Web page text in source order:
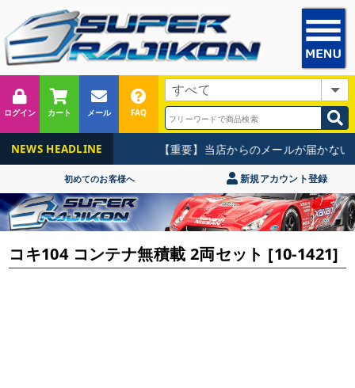
ログイン カート メール FAQ
NEWS HEADLINE 【重要】当店からのメールが届かない
初めてのお客様へ 新規アカウント登録
コキ104 コンテナ無積載 2両セット [10-1421]